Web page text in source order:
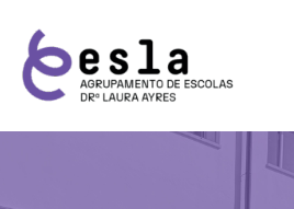
content